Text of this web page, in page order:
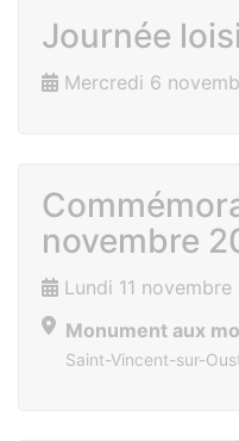
Journée
Mercredi 6
novembre
Lundi 11
Monument aux
Saint-Vincent-sur-